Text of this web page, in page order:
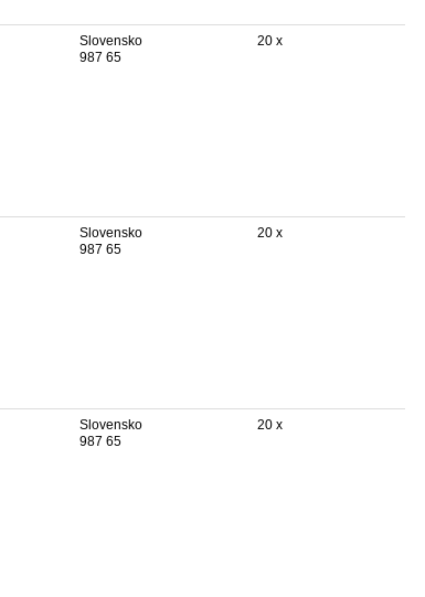
Slovensko
987 65
20 x
Slovensko
987 65
20 x
Slovensko
987 65
20 x